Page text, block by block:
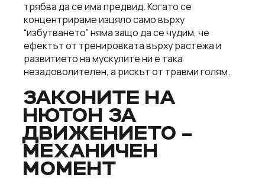
трябва да се има предвид. Когато се
концентрираме изцяло само върху
“избутването” няма защо да се чудим, че
ефектът от тренировката върху растежа и
развитието на мускулите ни е така
незадоволителен, а рискът от травми голям.
ЗАКОНИТЕ НА
НЮТОН ЗА
ДВИЖЕНИЕТО –
МЕХАНИЧЕН
МОМЕНТ